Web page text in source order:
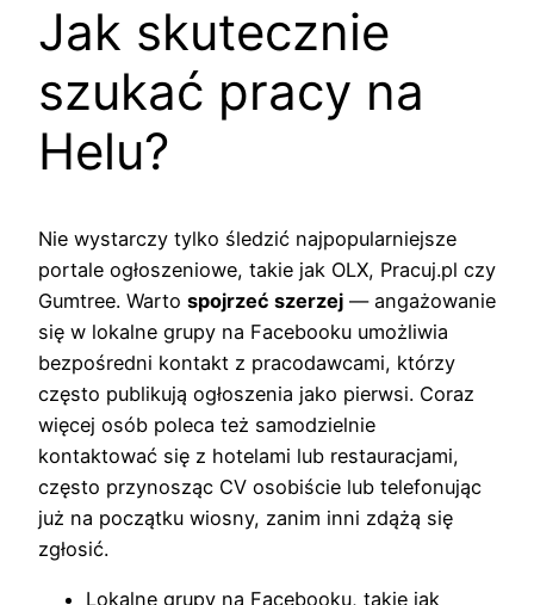
Jak skutecznie
szukać pracy na
Helu?
Nie wystarczy tylko śledzić najpopularniejsze
portale ogłoszeniowe, takie jak OLX, Pracuj.pl czy
Gumtree. Warto spojrzeć szerzej — angażowanie
się w lokalne grupy na Facebooku umożliwia
bezpośredni kontakt z pracodawcami, którzy
często publikują ogłoszenia jako pierwsi. Coraz
więcej osób poleca też samodzielnie
kontaktować się z hotelami lub restauracjami,
często przynosząc CV osobiście lub telefonując
już na początku wiosny, zanim inni zdążą się
zgłosić.
Lokalne grupy na Facebooku, takie jak